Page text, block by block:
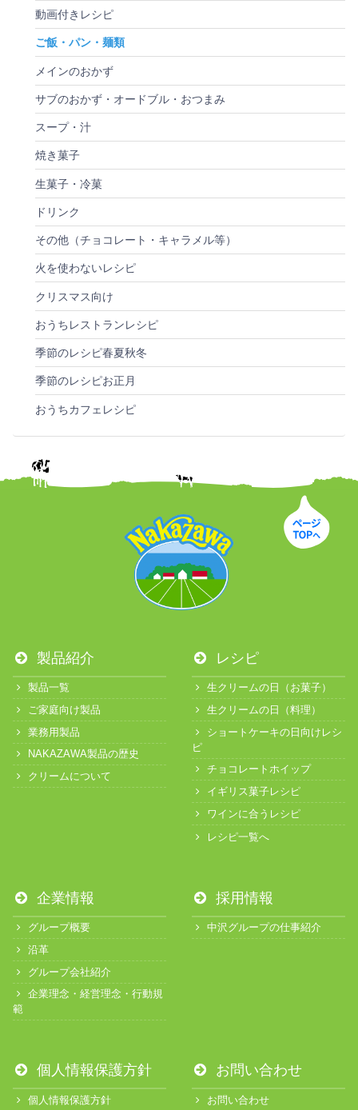
動画付きレシピ
ご飯・パン・麺類
メインのおかず
サブのおかず・オードブル・おつまみ
スープ・汁
焼き菓子
生菓子・冷菓
ドリンク
その他（チョコレート・キャラメル等）
火を使わないレシピ
クリスマス向け
おうちレストランレシピ
季節のレシピ春夏秋冬
季節のレシピお正月
おうちカフェレシピ
製品紹介
製品一覧
ご家庭向け製品
業務用製品
NAKAZAWA製品の歴史
クリームについて
レシピ
生クリームの日（お菓子）
生クリームの日（料理）
ショートケーキの日向けレシ
ピ
チョコレートホイップ
イギリス菓子レシピ
ワインに合うレシピ
レシピ一覧へ
企業情報
グループ概要
沿革
グループ会社紹介
企業理念・経営理念・行動規
範
採用情報
中沢グループの仕事紹介
個人情報保護方針
個人情報保護方針
お問い合わせ
お問い合わせ